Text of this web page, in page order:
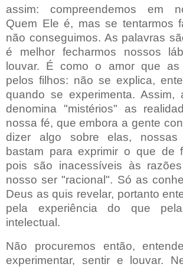
assim: compreendemos em
Quem Ele é, mas se tentarmos
não conseguimos. As palavras
é melhor fecharmos nossos
louvar. É como o amor que as
pelos filhos: não se explica,
quando se experimenta. Assim,
denomina "mistérios" as
nossa fé, que embora a gente
dizer algo sobre elas, nossas
bastam para exprimir o que de
pois são inacessíveis às
nosso ser "racional". Só as
Deus as quis revelar, portanto
pela experiência do que pela
intelectual.
Não procuremos então,
experimentar, sentir e louvar.